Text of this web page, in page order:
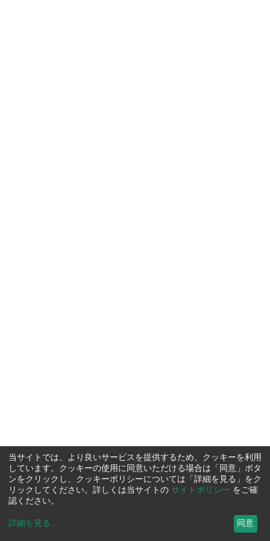
当サイトでは、より良いサービスを提供するため、クッキーを利用
しています。クッキーの使用に同意いただける場合は「同意」ボタ
ンをクリックし、クッキーポリシーについては「詳細を見る」をク
リックしてください。詳しくは当サイトの サイトポリシー をご確
認ください。
詳細を見る ... 同意